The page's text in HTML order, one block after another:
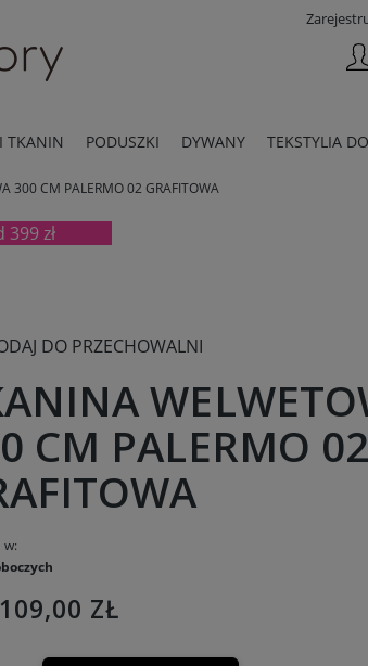
TKANIN PODUSZKI DYWANY TEKSTYLIA
300 CM PALERMO 02 GRAFITOWA
399 zł
DO PRZECHOWALNI
CM PALERMO 02
w:
109,00 ZŁ